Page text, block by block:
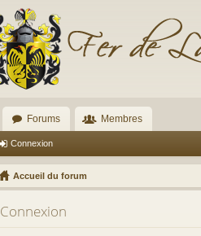
Forums Membres
Connexion
Accueil du forum
Connexion